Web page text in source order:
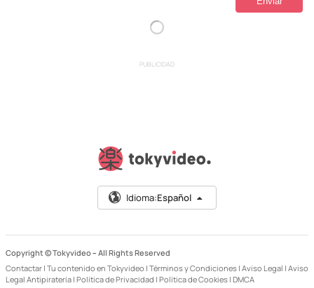
PUBLICIDAD
Idioma:Español
Copyright © Tokyvideo – All Rights Reserved
Contactar | Tu contenido en Tokyvideo | Términos y Condiciones | Aviso Legal | Aviso
Legal Antipiratería | Política de Privacidad | Política de Cookies | DMCA